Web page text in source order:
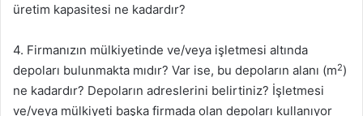
üretim kapasitesi ne kadardır?
4. Firmanızın mülkiyetinde ve/veya işletmesi altında
depoları bulunmakta mıdır? Var ise, bu depoların alanı (m2)
ne kadardır? Depoların adreslerini belirtiniz? İşletmesi
ve/veya mülkiyeti başka firmada olan depoları kullanıyor